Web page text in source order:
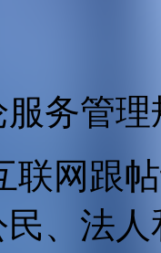
务管理
联网跟
、法